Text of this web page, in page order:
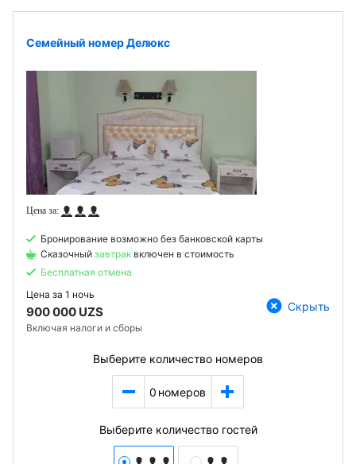
Семейный номер Делюкс
Бронирование возможно без банковской карты
Сказочный завтрак включен в стоимость
Бесплатная отмена
Цена за 1 ночь
900 000 UZS
Включая налоги и сборы
Скрыть
Выберите количество номеров
0 номеров
Выберите количество гостей